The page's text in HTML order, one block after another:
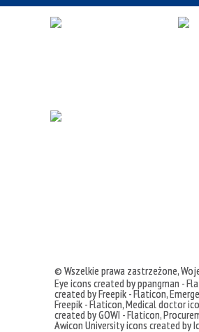
© Wszelkie prawa zastrzeżone,
Eye icons created by ppangman -
created by Freepik - Flaticon,
Freepik - Flaticon,Medical doctor
created by GOWI - Flaticon,
Awicon University icons created by